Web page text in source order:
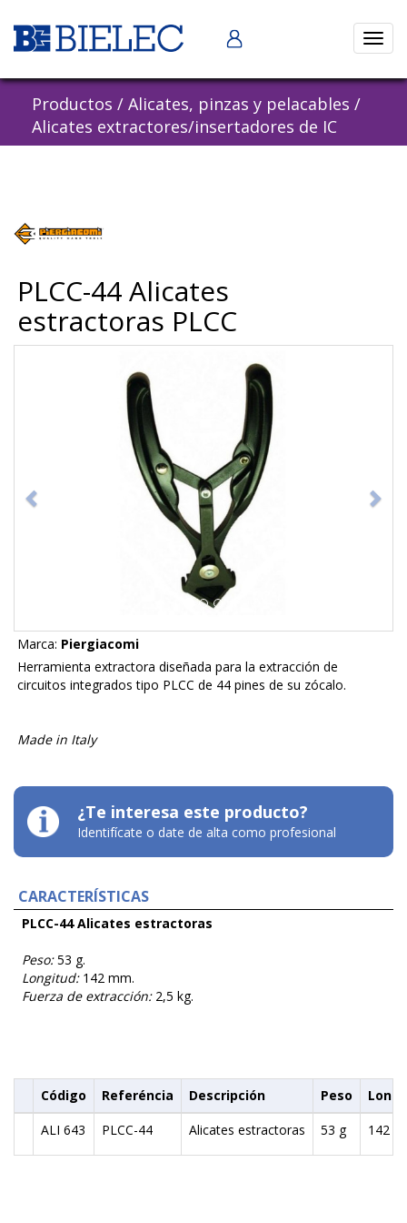
Abrir
Productos / Alicates, pinzas y pelacables /
Alicates extractores/insertadores de IC
PLCC-44 Alicates
estractoras PLCC
Marca: Piergiacomi
Herramienta extractora diseñada para la extracción de
circuitos integrados tipo PLCC de 44 pines de su zócalo.
Made in Italy
¿Te interesa este producto?
Identifícate o date de alta como profesional
CARACTERÍSTICAS
PLCC-44 Alicates estractoras
Peso:53 g.
Longitud:142 mm.
Fuerza de extracción:2,5 kg.
Código Referéncia Descripción Peso
ALI 643
PLCC-44 Alicates estractoras 53 g 142